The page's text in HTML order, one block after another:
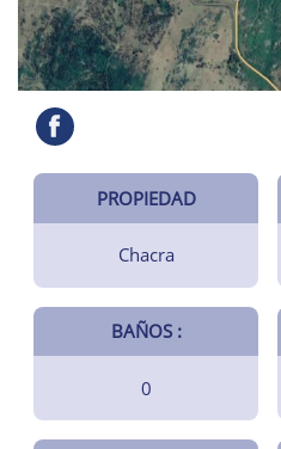
PROPIEDAD
Chacra
BAÑOS :
0